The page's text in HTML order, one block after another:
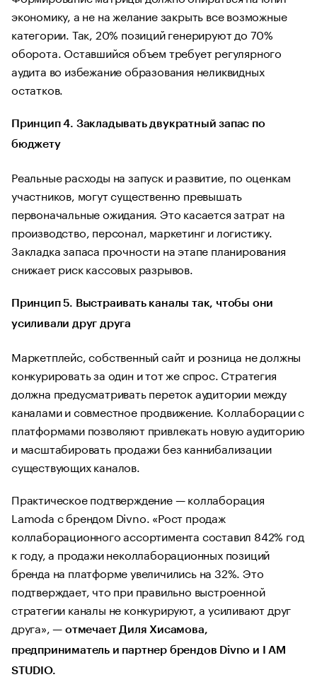
экономику, а не на желание закрыть все возможные
категории. Так, 20% позиций генерируют до 70%
оборота. Оставшийся объем требует регулярного
аудита во избежание образования неликвидных
остатков.
Принцип 4. Закладывать двукратный запас по
бюджету
Реальные расходы на запуск и развитие, по оценкам
участников, могут существенно превышать
первоначальные ожидания. Это касается затрат на
производство, персонал, маркетинг и логистику.
Закладка запаса прочности на этапе планирования
снижает риск кассовых разрывов.
Принцип 5. Выстраивать каналы так, чтобы они
усиливали друг друга
Маркетплейс, собственный сайт и розница не должны
конкурировать за один и тот же спрос. Стратегия
должна предусматривать переток аудитории между
каналами и совместное продвижение. Коллаборации с
платформами позволяют привлекать новую аудиторию
и масштабировать продажи без каннибализации
существующих каналов.
Практическое подтверждение — коллаборация
Lamoda с брендом Divno. «Рост продаж
коллаборационного ассортимента составил 842% год
к году, а продажи неколлаборационных позиций
бренда на платформе увеличились на 32%. Это
подтверждает, что при правильно выстроенной
стратегии каналы не конкурируют, а усиливают друг
друга», — отмечает Диля Хисамова,
предприниматель и партнер брендов Divno и I AM
STUDIO.